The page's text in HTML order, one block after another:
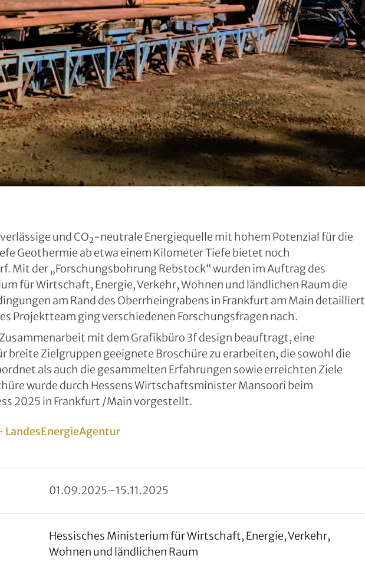
und CO₂-neutrale Energiequelle mit hohem Potenzial für die
Geothermie ab etwa einem Kilometer Tiefe bietet noch
Mit der „Forschungsbohrung Rebstock“ wurden im Auftrag des
für Wirtschaft, Energie, Verkehr, Wohnen und ländlichen Raum die
am Rand des Oberrheingrabens in Frankfurt am Main detailliert
Projektteam ging verschiedenen Forschungsfragen nach.
mit dem Grafikbüro 3f design beauftragt, eine
breite Zielgruppen geeignete Broschüre zu erarbeiten, die sowohl die
als auch die gesammelten Erfahrungen sowie erreichten Ziele
wurde durch Hessens Wirtschaftsminister Mansoori beim
2025 in Frankfurt /Main vorgestellt.
LandesEnergieAgentur
01.09.2025–15.11.2025
Hessisches Ministerium für Wirtschaft, Energie, Verkehr,
Wohnen und ländlichen Raum